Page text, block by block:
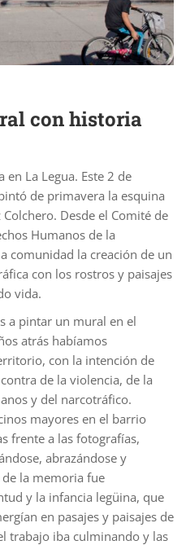
con historia
La Legua. Este 2 de
de primavera la esquina
Colchero. Desde el Comité de
Humanos de la
comunidad la creación de un
con los rostros y paisajes
vida.
a pintar un mural en el
atrás habíamos
con la intención de
de la violencia, de la
y del narcotráfico.
mayores en el barrio
frente a las fotografías,
abrazándose y
de la memoria fue
y la infancia legüina, que
en pasajes y paisajes de
trabajo iba culminando y las